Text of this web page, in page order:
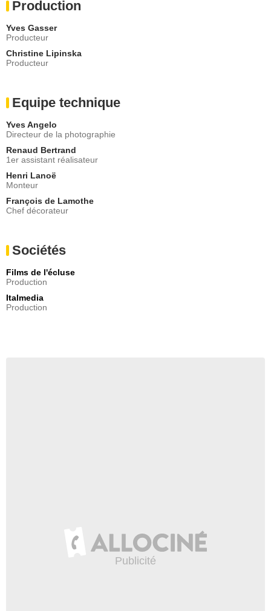
Production
Yves Gasser
Producteur
Christine Lipinska
Producteur
Equipe technique
Yves Angelo
Directeur de la photographie
Renaud Bertrand
1er assistant réalisateur
Henri Lanoë
Monteur
François de Lamothe
Chef décorateur
Sociétés
Films de l'écluse
Production
Italmedia
Production